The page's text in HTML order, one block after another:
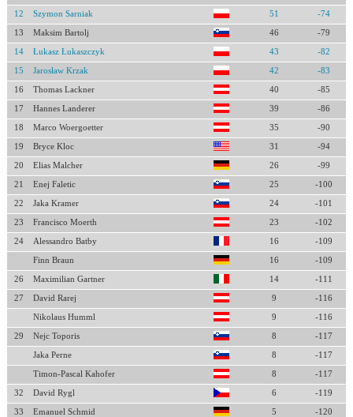
12 Szymon Sarniak 51 -74
13 Maksim Bartolj 46 -79
14 Łukasz Łukaszczyk 43 -82
15 Jarosław Krzak 42 -83
16 Thomas Lackner 40 -85
17 Hannes Landerer 39 -86
18 Marco Woergoetter 35 -90
19 Bryce Kloc 31 -94
20 Elias Malcher 26 -99
21 Enej Faletic 25 -100
22 Jaka Kramer 24 -101
23 Francisco Moerth 23 -102
24 Alessandro Batby 16 -109
Finn Braun 16 -109
26 Maximilian Gartner 14 -111
27 David Rarej 9 -116
Nikolaus Humml 9 -116
29 Nejc Toporis 8 -117
Jaka Perne 8 -117
Timon-Pascal Kahofer 8 -117
32 David Rygl 6 -119
33 Emanuel Schmid 5 -120